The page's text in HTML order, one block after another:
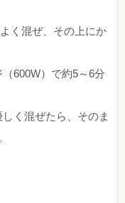
く混ぜ、その上にか
600W）で約5～6分
く混ぜたら、そのま